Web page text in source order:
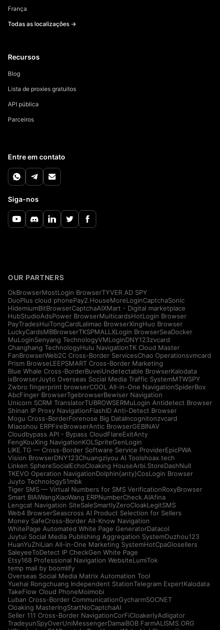
França
Todas as localizações →
Recursos
Blog
Lista de proxies gratuitos
API pública
Parceiros
Entre em contato
Siga-nos
OUR PARTNERS
OkBrowserMostLogin BrowserTYVER AD SPY
DuoPlus cloud phonePay2.HouseMoreLoginCaptchaSonic
HidemiumBitBrowserCaptchaAIXMart - Digital marketplace
HubStudioAdsPower BrowserMulticardsHotLogin Browser
PayTradesHuiTongCardLalimao BrowserXingHuo Browser
LuckyCardsMBBrowserTKSPMALLXLogin BrowserSeaDocker
MuLoginSenyang TechnologyVMLoginDNY123zvcard
Changhang TechnologyHulu NavigationTK Cloud Master
FanBrowserWeb2C Cross-Border ServicesChao Operationsvmcard
Prism BrowseLEEPSMART Cross-Border Marketing
Blue Whale Cross-BorderBuveiUndetectable BrowserKalodata
ixBrowserJuyto Overseas Social Media Traffic SystemMTWSPY
Zwbro fingerprint browserCOOL All-in-One NavigationSpiderBox
AbcFinger BrowserTgebrowserBewiser Navigation
Unicorn SCRM TranslatorTUBROWSERMuLogin Antidetect Browser
Shinan IP Proxy NavigationFlashID Anti-Detect Browser
Mogu Cross-BorderForenose Big DataIncognitonzvcard
Miaoshou ERPFireBrowserAntic BrowserGEBINAV
Cloudbypass API - Bypass CloudFlareExitAnty
FengKouXing NavigationKOLSpriteGenLogin
LIKE.TG — Cross-Border Software Service ProviderEpicPWA
Vision BrowserDNY123Chuangziyou AI Toolshoax.tech
Linken SphereSocialEchoCloaking HouseArbi.StoreDashNull
TKEVO Operation NavigationDolphin{anty}CosLogin Browser
Juyto Technology51mbk
Tiger SMS — Virtual Numbers for SMS VerificationRoxyBrowser
Smart BIAIWangXiaoWang ERPNumberCheck.AIAfina
Lengcat Navigation SiteSaleSmartlyZeroCloakLegitSMS
Web4 BrowserSeascross AI Product Selection for Sellers
Money SafeCross-Border All-Know Navigation
WhitePage Automated White Page GeneratorDatacol
Juytui Social Media Publishing Aggregation SystemOuzhou123
HuanYuZhiLian All-in-One Marketing SystemHotCpaGlosellers
SaleyeeToDetect IP CheckGen White Page
Etsy168 Professional Navigation WebsiteLumiTok
temp mail by boomlify
Overseas Social Media Matrix Automation Tool
Yuehai Rongchuang Independent StationTelegram ExpertKalodata
TakeFlow Cloud PhoneMoimobi
Luban Cross-Border CommunicationGycharmSOCNET
Cloaking MasterIngStartNoCaptchaAI
Seller 111 Cross-Border NavigationCorFiCloakerlyAdligator
TradeyunSpyOverUniMessengerDamaiBOB FarmALISMS.ORG